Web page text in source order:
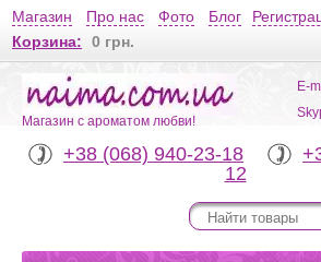
Магазин Про нас Фото Блог
Корзина:
0 грн.
Магазин с ароматом любви!
+38 (068) 940-23-18
12
E-